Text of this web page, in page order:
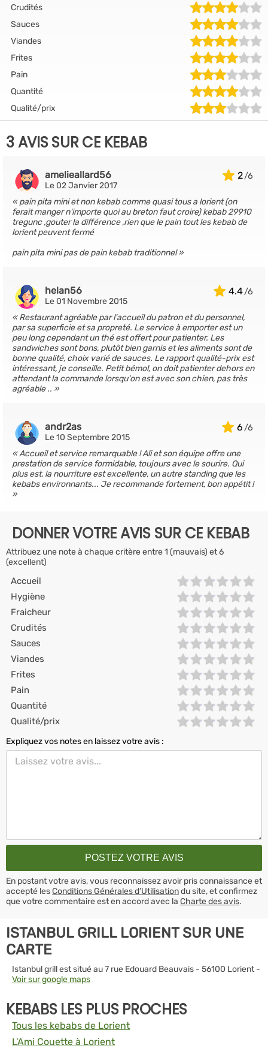
Crudités
Sauces
Viandes
Frites
Pain
Quantité
Qualité/prix
3 AVIS SUR CE KEBAB
2
amelieallard56
Le 02 Janvier 2017
pain pita mini et non kebab comme quasi tous a lorient (on
ferait manger n'importe quoi au breton faut croire) kebab 29910
tregunc ,gouter la différence ,rien que le pain tout les kebab de
lorient peuvent fermé
pain pita mini pas de pain kebab traditionnel
4.4
helan56
Le 01 Novembre 2015
Restaurant agréable par l'accueil du patron et du personnel,
par sa superficie et sa propreté. Le service à emporter est un
peu long cependant un thé est offert pour patienter. Les
sandwiches sont bons, plutôt bien garnis et les aliments sont de
bonne qualité, choix varié de sauces. Le rapport qualité-prix est
intéressant, je conseille. Petit bémol, on doit patienter dehors en
attendant la commande lorsqu'on est avec son chien, pas très
agréable ..
6
andr2as
Le 10 Septembre 2015
Accueil et service remarquable ! Ali et son équipe offre une
prestation de service formidable, toujours avec le sourire. Qui
plus est, la nourriture est excellente, un autre standing que les
kebabs environnants... Je recommande fortement, bon appétit !
DONNER VOTRE AVIS SUR CE KEBAB
Attribuez une note à chaque critère entre 1 (mauvais) et 6
(excellent)
Accueil
Hygiène
Fraicheur
Crudités
Sauces
Viandes
Frites
Pain
Quantité
Qualité/prix
Expliquez vos notes en laissez votre avis :
En postant votre avis, vous reconnaissez avoir pris connaissance et
accepté lesConditions Générales d’Utilisationdu site, et confirmez
que votre commentaire est en accord avec la Charte des avis.
ISTANBUL GRILL LORIENT SUR UNE
CARTE
Istanbul grill est situé au 7 rue Edouard Beauvais - 56100 Lorient -
Voir sur google maps
KEBABS LES PLUS PROCHES
Tous les kebabs de Lorient
L'Ami Couette à Lorient